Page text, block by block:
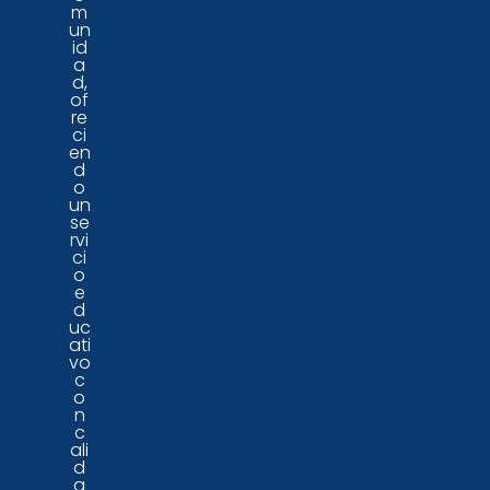
m
un
id
a
d,
of
re
ci
en
d
o
un
se
rvi
ci
o
e
d
uc
ati
vo
c
o
n
c
ali
d
a